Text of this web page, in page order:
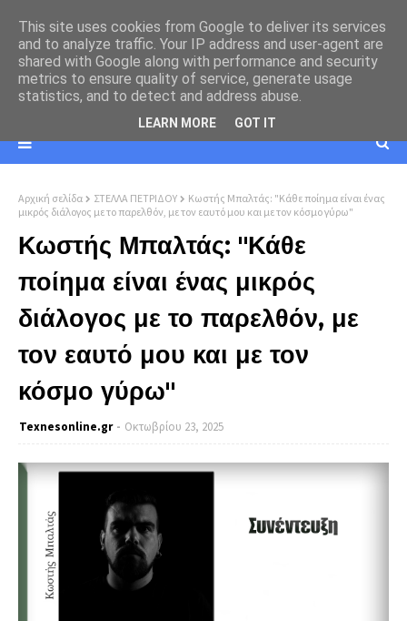
Αρχική σελίδα ΣΤΕΛΛΑ ΠΕΤΡΙΔΟΥ
Κωστής Μπαλτάς: "Κάθε ποίημα είναι ένας
μικρός διάλογος με το παρελθόν, με τον εαυτό μου και με τον κόσμο γύρω"
Κωστής Μπαλτάς: "Κάθε
ποίημα είναι ένας μικρός
διάλογος με το παρελθόν, με
τον εαυτό μου και με τον
κόσμο γύρω"
Texnesοnline.gr Οκτωβρίου 23, 2025
This site uses cookies from Google to deliver its services
and to analyze traffic. Your IP address and user-agent are
shared with Google along with performance and security
metrics to ensure quality of service, generate usage
statistics, and to detect and address abuse.
LEARN MORE GOT IT